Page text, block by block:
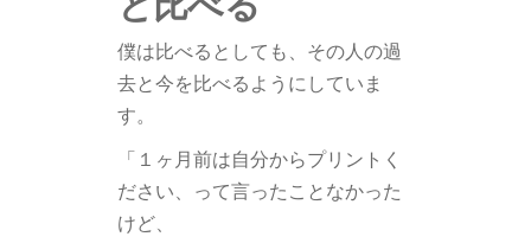
僕は比べるとしても、その人の過
去と今を比べるようにしていま
す。
「１ヶ月前は自分からプリントく
ださい、って言ったことなかった
けど、